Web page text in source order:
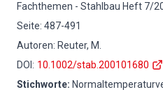
Fachthemen - Stahlbau Heft 7/
Seite: 487-491
Autoren: Reuter, M.
DOI : 10.1002/stab.200101680
Stichworte: